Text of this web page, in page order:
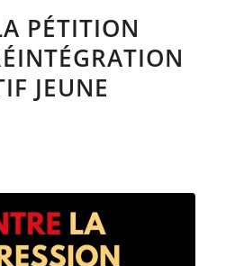
PÉTITION
JEUNE